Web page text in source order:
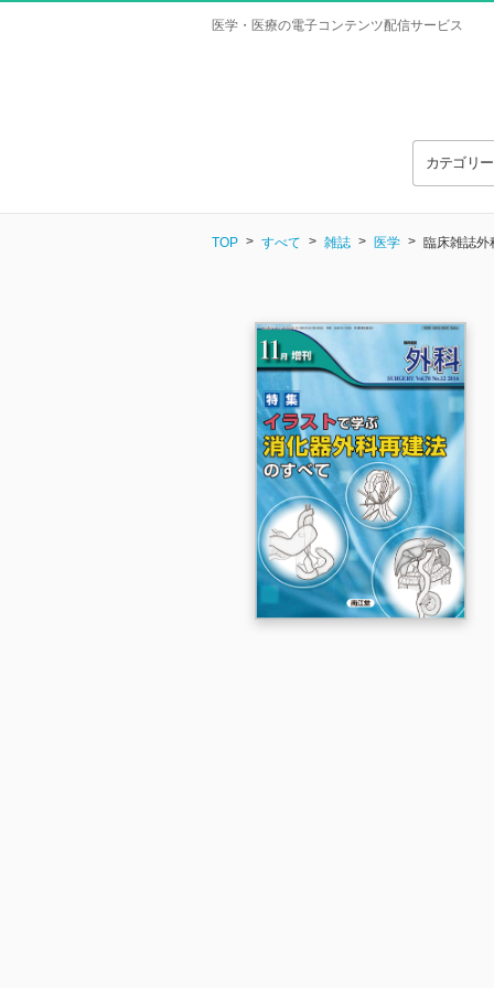
医学・医療の電子コンテンツ配信サービス
カテゴリ
TOP すべて 雑誌 医学 臨床雑誌